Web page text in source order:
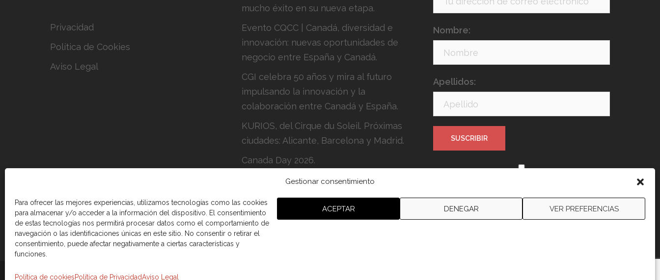
Gestionar consentimiento
Para ofrecer las mejores experiencias, utilizamos tecnologías como las cookies
para almacenar y/o acceder a la información del dispositivo. El consentimiento
de estas tecnologías nos permitirá procesar datos como el comportamiento de
navegación o las identificaciones únicas en este sitio. No consentir o retirar el
consentimiento, puede afectar negativamente a ciertas características y
funciones.
ACEPTAR DENEGAR VER PREFERENCIAS
Política de cookiesPolítica de PrivacidadAviso Legal
Privacidad
Política de Cookies
Aviso Legal
mucho éxito en su nueva etapa.
Evento CQCC | Canadá, diversidad e
innovación: nuevas oportunidades de
negocio entre España y Canadá.
CGI celebra 50 años y mira al futuro
impulsando la innovación y la
colaboración entre Canadá y España.
KURIOS, del Cirque du Soleil. Próximas
ciudades: Alicante, Barcelona y Madrid.
Canada Day 2026.
Nombre:
Apellidos:
condiciones
© 2026 Cámara de comercio Canadá España.